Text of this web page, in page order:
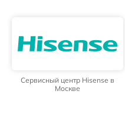
Сервисный центр Hisense в
Москве